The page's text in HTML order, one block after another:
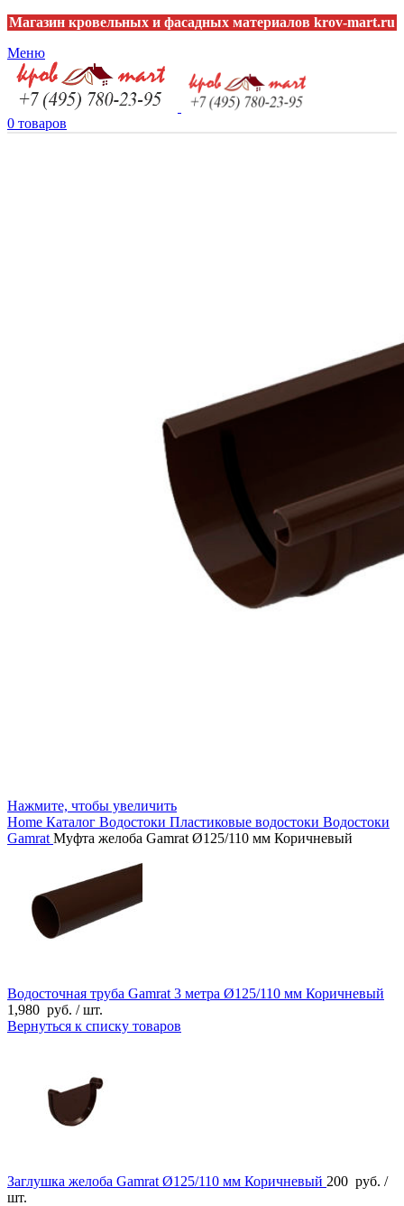
Магазин кровельных и фасадных материалов krov-mart.ru
Меню
0 товаров
Нажмите, чтобы увеличить
Home Каталог Водостоки Пластиковые водостоки Водостоки
Gamrat Муфта желоба Gamrat Ø125/110 мм Коричневый
Водосточная труба Gamrat 3 метра Ø125/110 мм Коричневый
1,980 руб. / шт.
Вернуться к списку товаров
Заглушка желоба Gamrat Ø125/110 мм Коричневый 200 руб. /
шт.